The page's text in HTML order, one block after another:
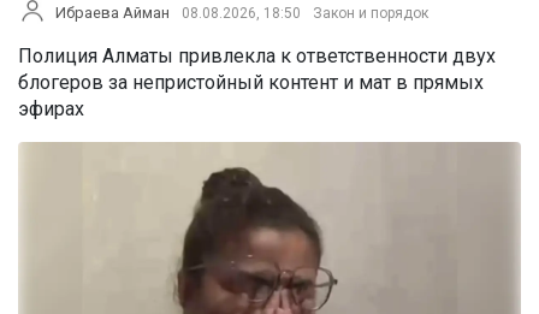
Ибраева Айман 08.08.2026, 18:50 Закон и порядок
Полиция Алматы привлекла к ответственности двух
блогеров за непристойный контент и мат в прямых
эфирах